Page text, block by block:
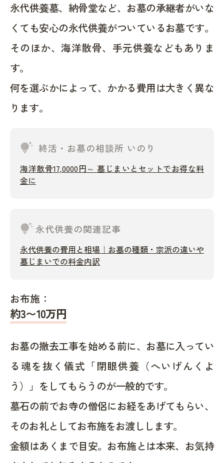
永代供養墓、納骨堂など、お墓の承継者がいな
くても安心の永代供養がついているお墓です。
そのほか、海洋散骨、手元供養などもありま
す。
何を選ぶかによって、かかる費用は大きく異な
ります。
tips_and_updates 終活・お墓の相談所 いのり
海洋散骨17,0000円～ 墓じまいとセットでお得な料
金に
tips_and_updates 永代供養の関連記事
永代供養の費用と相場｜お墓の種類・宗派の違いや
墓じまいでの料金内訳
お布施：
約3〜10万円
お墓の撤去工事を始める前に、お墓に入ってい
る魂を抜く儀式「閉眼供養（へいげんくよ
う）」をしてもらうのが一般的です。
墓石の前でお寺の僧侶にお経をあげてもらい、
そのお礼としてお布施をお渡しします。
金額はあくまで目安。お布施とは本来、お気持